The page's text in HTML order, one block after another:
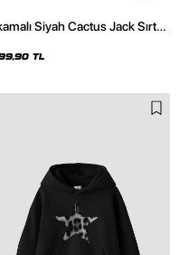
Siyah Cactus Jack Sırt
TL